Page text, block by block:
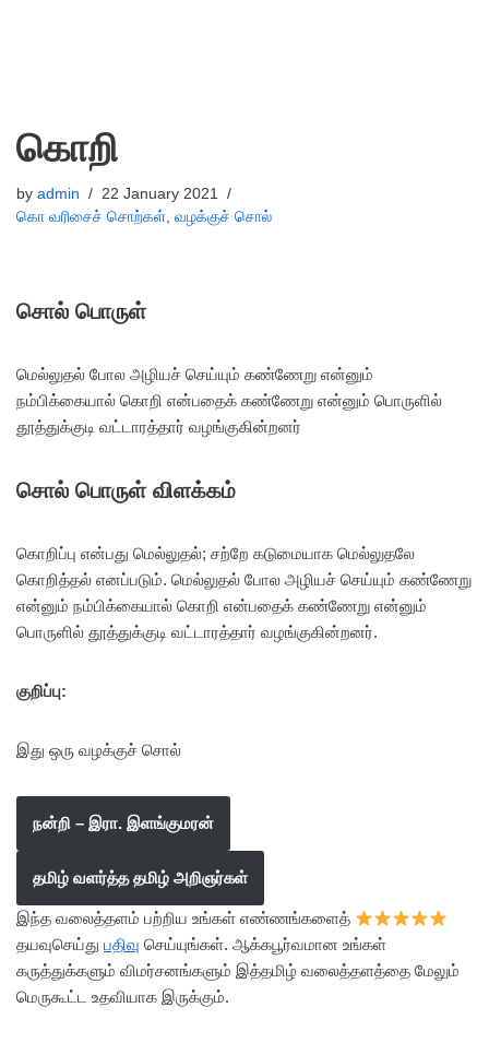
கொறி
by admin
22 January 2021
கொ வரிசைச் சொற்கள், வழக்குச் சொல்
சொல் பொருள்
மெல்லுதல் போல அழியச் செய்யும் கண்ணேறு என்னும்
நம்பிக்கையால் கொறி என்பதைக் கண்ணேறு என்னும் பொருளில்
தூத்துக்குடி வட்டாரத்தார் வழங்குகின்றனர்
சொல் பொருள் விளக்கம்
கொறிப்பு என்பது மெல்லுதல்; சற்றே கடுமையாக மெல்லுதலே
கொறித்தல் எனப்படும். மெல்லுதல் போல அழியச் செய்யும் கண்ணேறு
என்னும் நம்பிக்கையால் கொறி என்பதைக் கண்ணேறு என்னும்
பொருளில் தூத்துக்குடி வட்டாரத்தார் வழங்குகின்றனர்.
குறிப்பு:
இது ஒரு வழக்குச் சொல்
நன்றி – இரா. இளங்குமரன்
தமிழ் வளர்த்த தமிழ் அறிஞர்கள்
இந்த வலைத்தளம் பற்றிய உங்கள் எண்ணங்களைத்
தயவுசெய்து பதிவு செய்யுங்கள். ஆக்கபூர்வமான உங்கள்
கருத்துக்களும் விமர்சனங்களும் இத்தமிழ் வலைத்தளத்தை மேலும்
மெருகூட்ட உதவியாக இருக்கும்.